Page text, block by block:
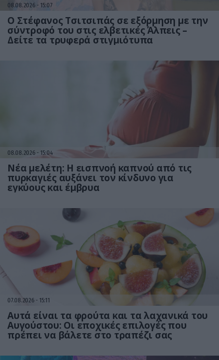
08.08.2026 15:07
Ο Στέφανος Τσιτσιπάς σε εξόρμηση με την
σύντροφό του στις ελβετικές Άλπεις –
Δείτε τα τρυφερά στιγμιότυπα
08.08.2026 15:04
Νέα μελέτη: Η εισπνοή καπνού από τις
πυρκαγιές αυξάνει τον κίνδυνο για
εγκύους και έμβρυα
07.08.2026 15:11
Αυτά είναι τα φρούτα και τα λαχανικά του
Αυγούστου: Οι εποχικές επιλογές που
πρέπει να βάλετε στο τραπέζι σας